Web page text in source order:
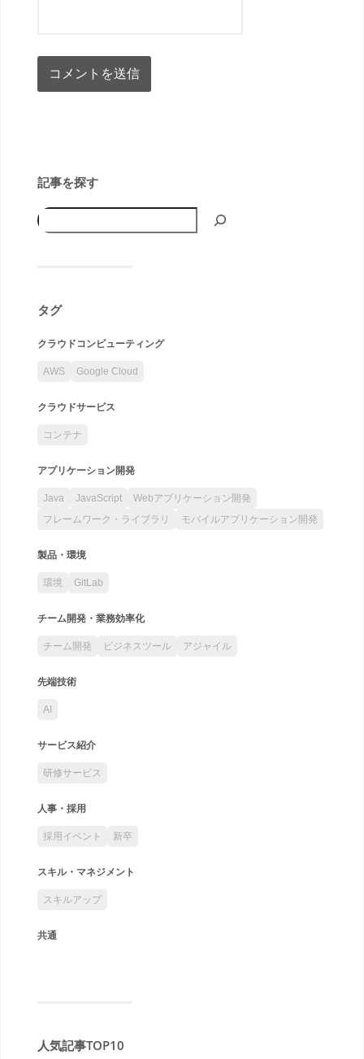
記事を探す
タグ
クラウドコンピューティング
AWS Google Cloud
クラウドサービス
コンテナ
アプリケーション開発
Java JavaScript
Webアプリケーション開発
フレームワーク・ライブラリ
モバイルアプリケーション開発
製品・環境
環境 GitLab
チーム開発・業務効率化
チーム開発 ビジネスツール アジャイル
先端技術
AI
サービス紹介
研修サービス
人事・採用
採用イベント 新卒
スキル・マネジメント
スキルアップ
共通
人気記事TOP10